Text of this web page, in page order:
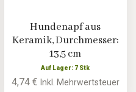
Hundenapf aus
Keramik, Durchmesser:
13,5 cm
Auf Lager: 7 Stk
4,74 € Inkl. Mehrwertsteuer